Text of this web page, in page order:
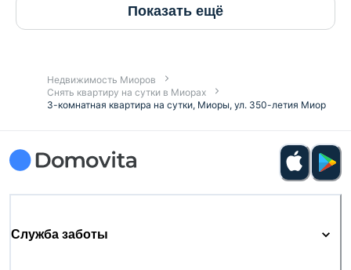
Показать ещё
Недвижимость Миоров
Снять квартиру на сутки в Миорах
3-комнатная квартира на сутки, Миоры, ул. 350-летия Миор
Служба заботы